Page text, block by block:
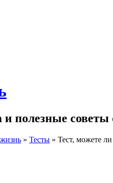
полезные советы
» Тесты » Тест, можете